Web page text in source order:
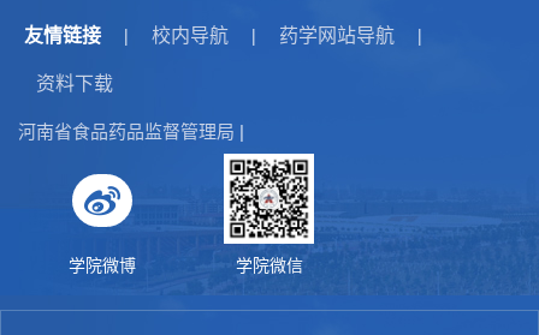
友情链接 | 校内导航 | 药学网站导航 |
资料下载
河南省食品药品监督管理局 |
学院微博 学院微信